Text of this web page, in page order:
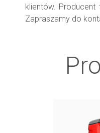
klientów.
Zapraszamy do